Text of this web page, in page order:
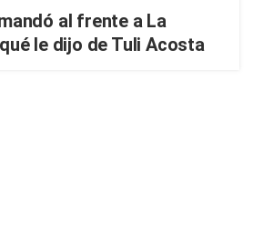
al frente a La
le dijo de Tuli Acosta